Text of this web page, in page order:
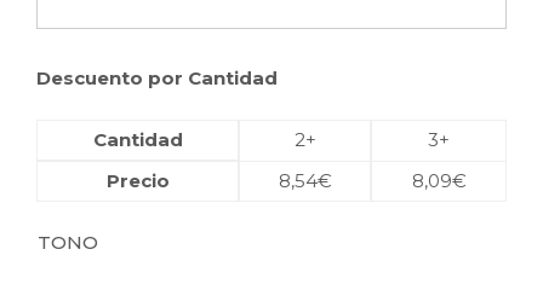
Descuento por Cantidad
Cantidad 2+
3+
Precio
8,54€ 8,09€
TONO